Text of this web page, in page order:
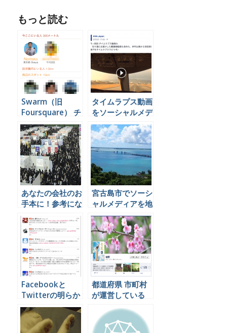
もっと読む
Swarm（旧
Foursquare） チ
ェックインしてな
くても位置情報が
常に公開されてる
んですよう
タイムラプス動画
をソーシャルメデ
ィアのコンテンツ
に利用している事
例
あなたの会社のお
手本に！参考にな
る新卒採用
Facebookページ
宮古島市でソーシ
ャルメディアを地
域活性の一環とし
て活用している話
Facebookと
Twitterの明らか
な３つの違いを理
解して効果的に連
動させる方法
都道府県 市町村
が運営している
Facebookページ
一覧